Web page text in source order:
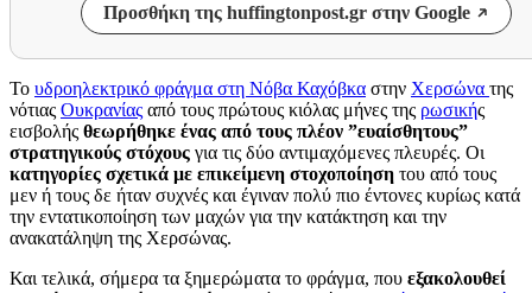
Προσθήκη της huffingtonpost.gr στην Google
Το υδροηλεκτρικό φράγμα στη Νόβα Καχόβκα στην Χερσώνα της
νότιας Ουκρανίας από τους πρώτους κιόλας μήνες της ρωσικής
εισβολής θεωρήθηκε ένας από τους πλέον ”ευαίσθητους”
στρατηγικούς στόχους για τις δύο αντιμαχόμενες πλευρές. Οι
κατηγορίες σχετικά με επικείμενη στοχοποίηση του από τους
μεν ή τους δε ήταν συχνές και έγιναν πολύ πιο έντονες κυρίως κατά
την εντατικοποίηση των μαχών για την κατάκτηση και την
ανακατάληψη της Χερσώνας.
Και τελικά, σήμερα τα ξημερώματα το φράγμα, που εξακολουθεί